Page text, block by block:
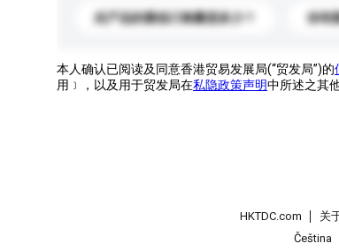
此产品的最低订购量是多少？ 你有
本人确认已阅读及同意香港贸易发展局(“贸发局”)的
用﹞，以及用于贸发局在私隐政策声明中所述之其
HKTDC.com 关
Čeština